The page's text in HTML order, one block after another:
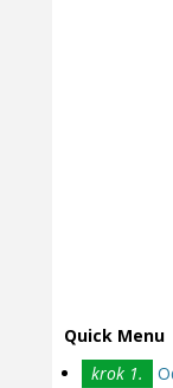
Quick Menu
krok 1.